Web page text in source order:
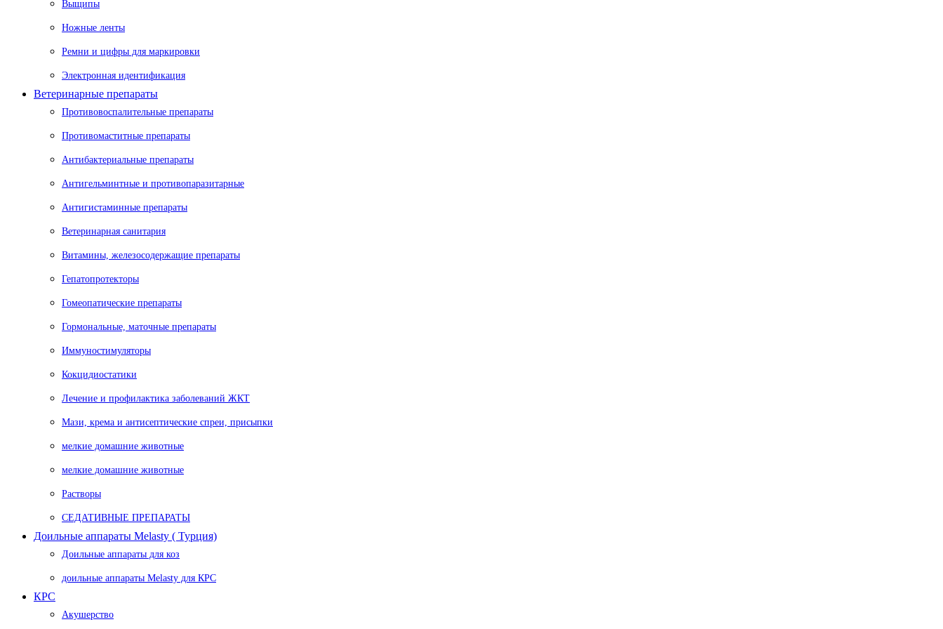
Выщипы
Ножные ленты
Ремни и цифры для маркировки
Электронная идентификация
Ветеринарные препараты
Противовоспалительные препараты
Противомаститные препараты
Антибактериальные препараты
Антигельминтные и противопаразитарные
Антигистаминные препараты
Ветеринарная санитария
Витамины, железосодержащие препараты
Гепатопротекторы
Гомеопатические препараты
Гормональные, маточные препараты
Иммуностимуляторы
Кокцидиостатики
Лечение и профилактика заболеваний ЖКТ
Мази, крема и антисептические спреи, присыпки
мелкие домашние животные
мелкие домашние животные
Растворы
СЕДАТИВНЫЕ ПРЕПАРАТЫ
Доильные аппараты Melasty ( Турция)
Доильные аппараты для коз
доильные аппараты Melasty для КРС
КРС
Акушерство